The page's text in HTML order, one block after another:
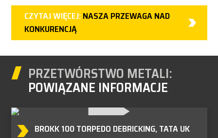
CZYTAJ WIĘCEJ:NASZA PRZEWAGA NAD
KONKURENCJĄ
PRZETWÓRSTWO METALI:
POWIĄZANE INFORMACJE
BROKK 100 TORPEDO DEBRICKING, TATA UK